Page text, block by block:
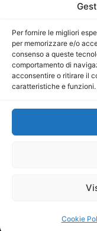
Per fornire le migliori
per memorizzare e/o
consenso a queste
comportamento di
acconsentire o ritirare il
caratteristiche e funzioni.
Cookie
Direttore
Direttore
Mercurio
iscritta al
Sito gestito da